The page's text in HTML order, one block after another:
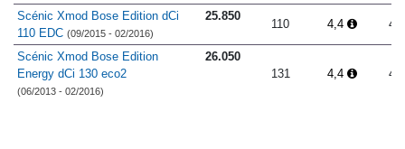
Scénic Xmod Bose Edition dCi
110 EDC (09/2015 - 02/2016)
25.850
110 4,4
Scénic Xmod Bose Edition
Energy dCi 130 eco2
(06/2013 - 02/2016)
26.050
131
4,4